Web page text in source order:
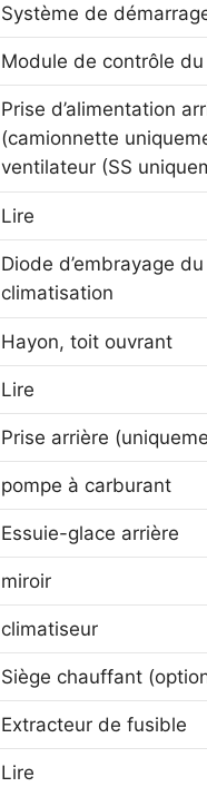
Système de
Module de contrôle
Prise d’alimentation
(camionnette
ventilateur (SS
Lire
Diode d’embrayage
climatisation
Hayon, toit ouvrant
Lire
Prise arrière
pompe à carburant
Essuie-glace arrière
miroir
climatiseur
Siège chauffant
Extracteur de fusible
Lire